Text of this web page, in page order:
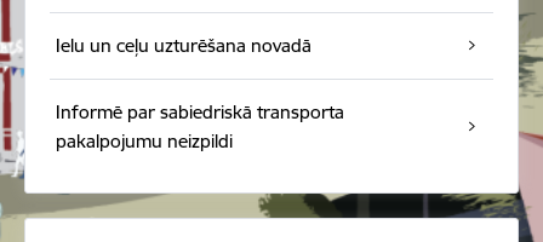
Ielu un ceļu uzturēšana novadā
Informē par sabiedriskā transporta
pakalpojumu neizpildi